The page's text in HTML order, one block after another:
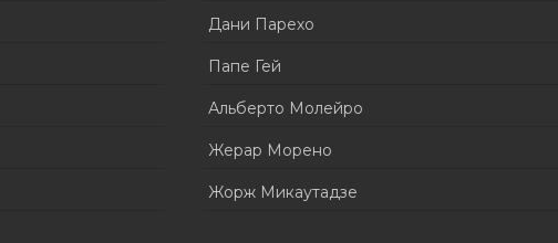
Дани Парехо
Папе Гей
Альберто Молейро
Жерар Морено
Жорж Микаутадзе